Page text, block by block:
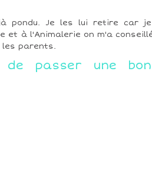
pondu. Je les lui retire car
et à l'Animalerie on m'a
parents.
de passer une